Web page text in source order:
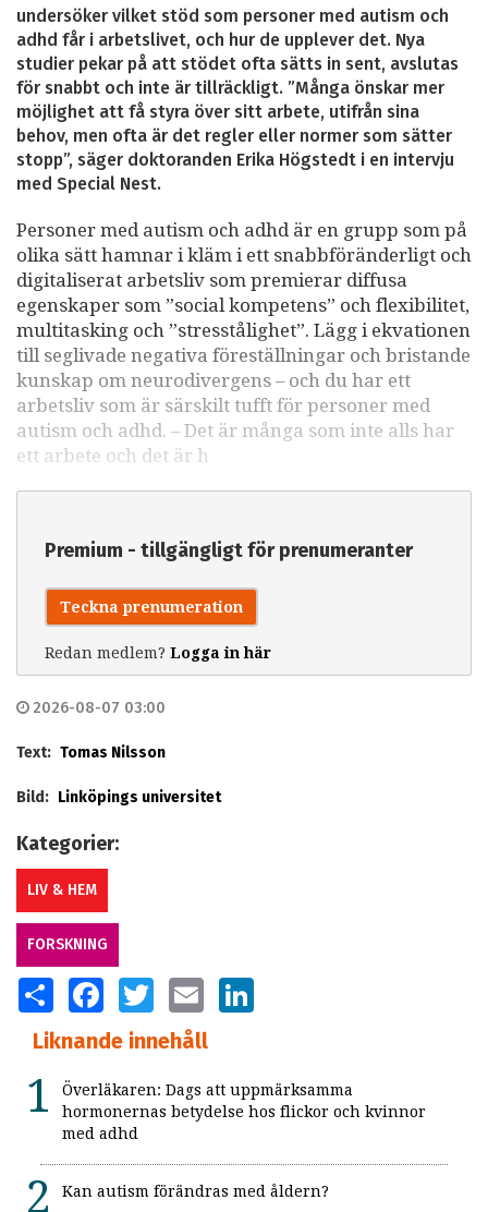
undersöker vilket stöd som personer med autism och
adhd får i arbetslivet, och hur de upplever det. Nya
studier pekar på att stödet ofta sätts in sent, avslutas
för snabbt och inte är tillräckligt. ”Många önskar mer
möjlighet att få styra över sitt arbete, utifrån sina
behov, men ofta är det regler eller normer som sätter
stopp”, säger doktoranden Erika Högstedt i en intervju
med Special Nest.
Personer med autism och adhd är en grupp som på
olika sätt hamnar i kläm i ett snabbföränderligt och
digitaliserat arbetsliv som premierar diffusa
egenskaper som ”social kompetens” och flexibilitet,
multitasking och ”stresstålighet”. Lägg i ekvationen
till seglivade negativa föreställningar och bristande
kunskap om neurodivergens – och du har ett
arbetsliv som är särskilt tufft för personer med
autism och adhd. – Det är många som inte alls har
ett arbete och det är h
Premium - tillgängligt för prenumeranter
Teckna prenumeration
Redan medlem? Logga in här
2026-08-07 03:00
Text: Tomas Nilsson
Bild: Linköpings universitet
Kategorier:
LIV & HEM
FORSKNING
SHARE FACEBOOKTWITTER EMAIL
Liknande innehåll
Överläkaren: Dags att uppmärksamma
hormonernas betydelse hos flickor och kvinnor
med adhd
Kan autism förändras med åldern?